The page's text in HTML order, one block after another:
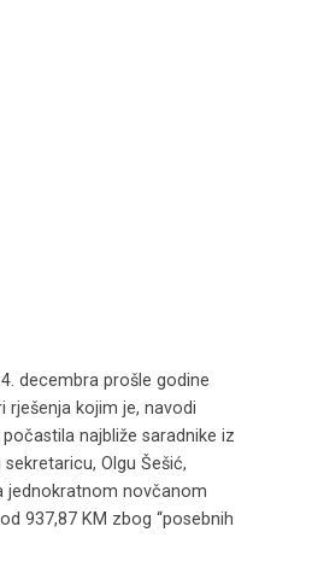
decembra prošle godine
rješenja kojim je, navodi
najbliže saradnike iz
Olgu Šešić,
jednokratnom novčanom
937,87 KM zbog “posebnih